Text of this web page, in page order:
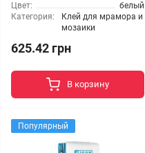
Цвет:
белый
Категория:
Клей для мрамора и
мозаики
625.42 грн
В корзину
Популярный